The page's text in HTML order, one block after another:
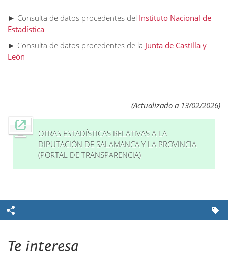
► Consulta de datos procedentes del Instituto Nacional de
Estadística
► Consulta de datos procedentes de la Junta de Castilla y
León
(Actualizado a 13/02/2026)
OTRAS ESTADÍSTICAS RELATIVAS A LA
DIPUTACIÓN DE SALAMANCA Y LA PROVINCIA
(PORTAL DE TRANSPARENCIA)
Te interesa